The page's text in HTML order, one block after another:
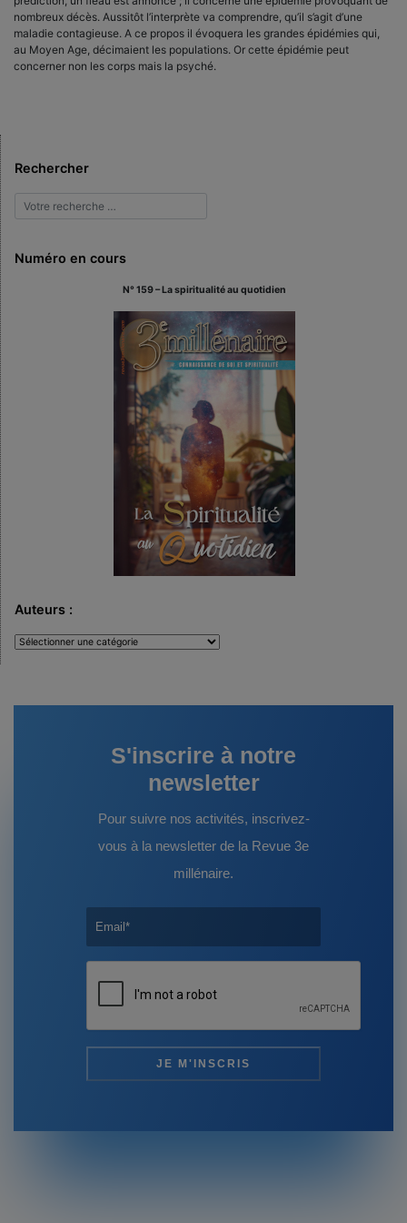
nombreux décès. Aussitôt l’interprète va comprendre, qu’il s’agit d’une
maladie contagieuse. A ce propos il évoquera les grandes épidémies qui,
au Moyen Age, décimaient les populations. Or cette épidémie peut
concerner non les corps mais la psyché.
Rechercher
Numéro en cours
N° 159 – La spiritualité au quotidien
Auteurs :
Auteurs
:
S'inscrire à notre
newsletter
Pour suivre nos activités, inscrivez-
vous à la newsletter de la Revue 3e
millénaire.